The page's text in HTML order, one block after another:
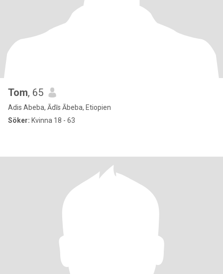
Tom, 65
Adis Abeba, Ādīs Ābeba, Etiopien
Söker: Kvinna 18 - 63